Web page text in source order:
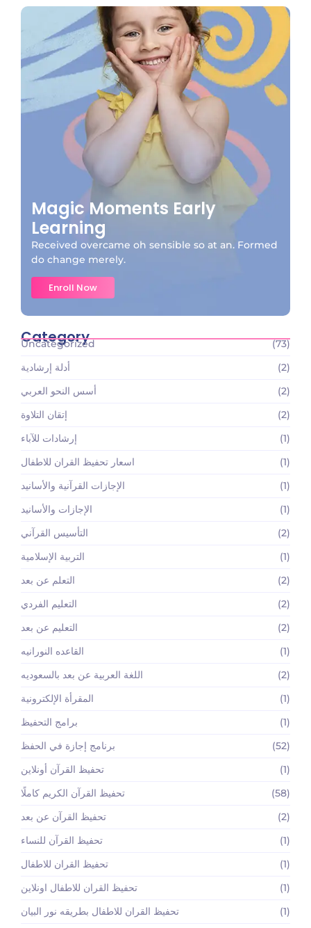
Magic Moments Early
Learning
Received overcame oh sensible so at an. Formed
do change merely.
Enroll Now
Category
Uncategorized
(73)
أدلة إرشادية
(2)
أسس النحو العربي
(2)
إتقان التلاوة
(2)
إرشادات للآباء
(1)
اسعار تحفيظ القران للاطفال
(1)
الإجازات القرآنية والأسانيد
(1)
الإجازات والأسانيد
(1)
التأسيس القرآني
(2)
التربية الإسلامية
(1)
التعلم عن بعد
(2)
التعليم الفردي
(2)
التعليم عن بعد
(2)
القاعده النورانيه
(1)
اللغة العربية عن بعد بالسعوديه
(2)
المقرأة الإلكترونية
(1)
برامج التحفيظ
(1)
برنامج إجازة في الحفظ
(52)
تحفيظ القرآن أونلاين
(1)
تحفيظ القرآن الكريم كاملًا
(58)
تحفيظ القرآن عن بعد
(2)
تحفيظ القرآن للنساء
(1)
تحفيظ القران للاطفال
(1)
تحفيظ القران للاطفال اونلاين
(1)
تحفيظ القران للاطفال بطريقه نور البيان
(1)